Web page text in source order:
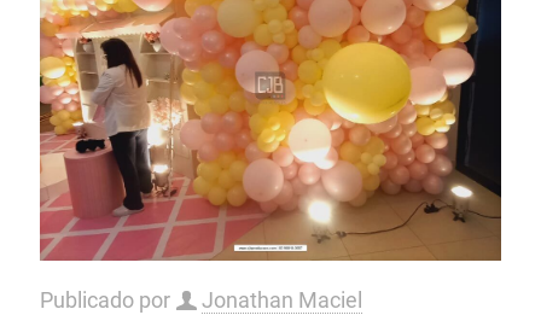
Publicado por Jonathan Maciel